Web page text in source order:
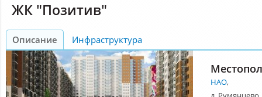
ЖК "Позитив"
Описание Инфраструктура
НАО,